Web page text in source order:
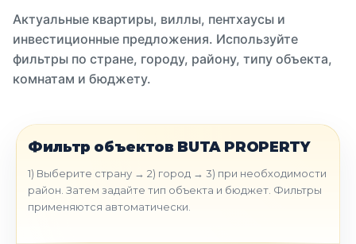
О нас
Контакты
Актуальные квартиры, виллы, пентхаусы и
инвестиционные предложения. Используйте
фильтры по стране, городу, району, типу объекта,
комнатам и бюджету.
Фильтр объектов BUTA PROPERTY
1) Выберите страну → 2) город → 3) при необходимости
район. Затем задайте тип объекта и бюджет. Фильтры
применяются автоматически.